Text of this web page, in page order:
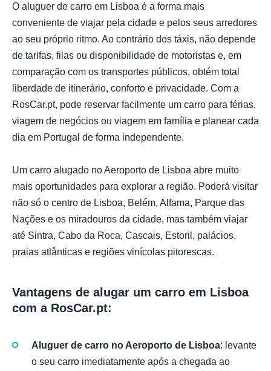
O aluguer de carro em Lisboa é a forma mais
conveniente de viajar pela cidade e pelos seus arredores
ao seu próprio ritmo. Ao contrário dos táxis, não depende
de tarifas, filas ou disponibilidade de motoristas e, em
comparação com os transportes públicos, obtém total
liberdade de itinerário, conforto e privacidade. Com a
RosCar.pt, pode reservar facilmente um carro para férias,
viagem de negócios ou viagem em família e planear cada
dia em Portugal de forma independente.
Um carro alugado no Aeroporto de Lisboa abre muito
mais oportunidades para explorar a região. Poderá visitar
não só o centro de Lisboa, Belém, Alfama, Parque das
Nações e os miradouros da cidade, mas também viajar
até Sintra, Cabo da Roca, Cascais, Estoril, palácios,
praias atlânticas e regiões vinícolas pitorescas.
Vantagens de alugar um carro em Lisboa
com a RosCar.pt:
Aluguer de carro no Aeroporto de Lisboa: levante
o seu carro imediatamente após a chegada ao